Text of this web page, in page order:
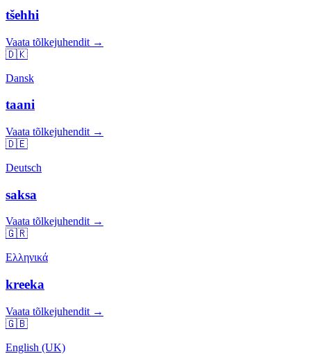
tšehhi
Vaata tõlkejuhendit →
🇩🇰
Dansk
taani
Vaata tõlkejuhendit →
🇩🇪
Deutsch
saksa
Vaata tõlkejuhendit →
🇬🇷
Ελληνικά
kreeka
Vaata tõlkejuhendit →
🇬🇧
English (UK)